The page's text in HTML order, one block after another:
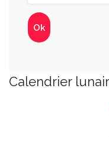
Calendrier